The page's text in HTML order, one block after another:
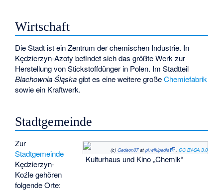
Wirtschaft
Die Stadt ist ein Zentrum der chemischen Industrie. In
Kędzierzyn-Azoty befindet sich das größte Werk zur
Herstellung von Stickstoffdünger in Polen. Im Stadtteil
Blachownia Śląskagibt es eine weitere großeChemiefabrik
sowie ein Kraftwerk.
Stadtgemeinde
(c) Gedeon07at pl.wikipedia CC BY-SA 3.0
Kulturhaus und Kino „Chemik“
Zur
Stadtgemeinde
Kędzierzyn-
Koźle gehören
folgende Orte: